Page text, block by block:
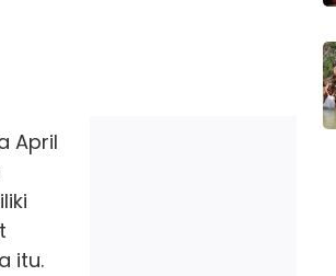
April
itu.